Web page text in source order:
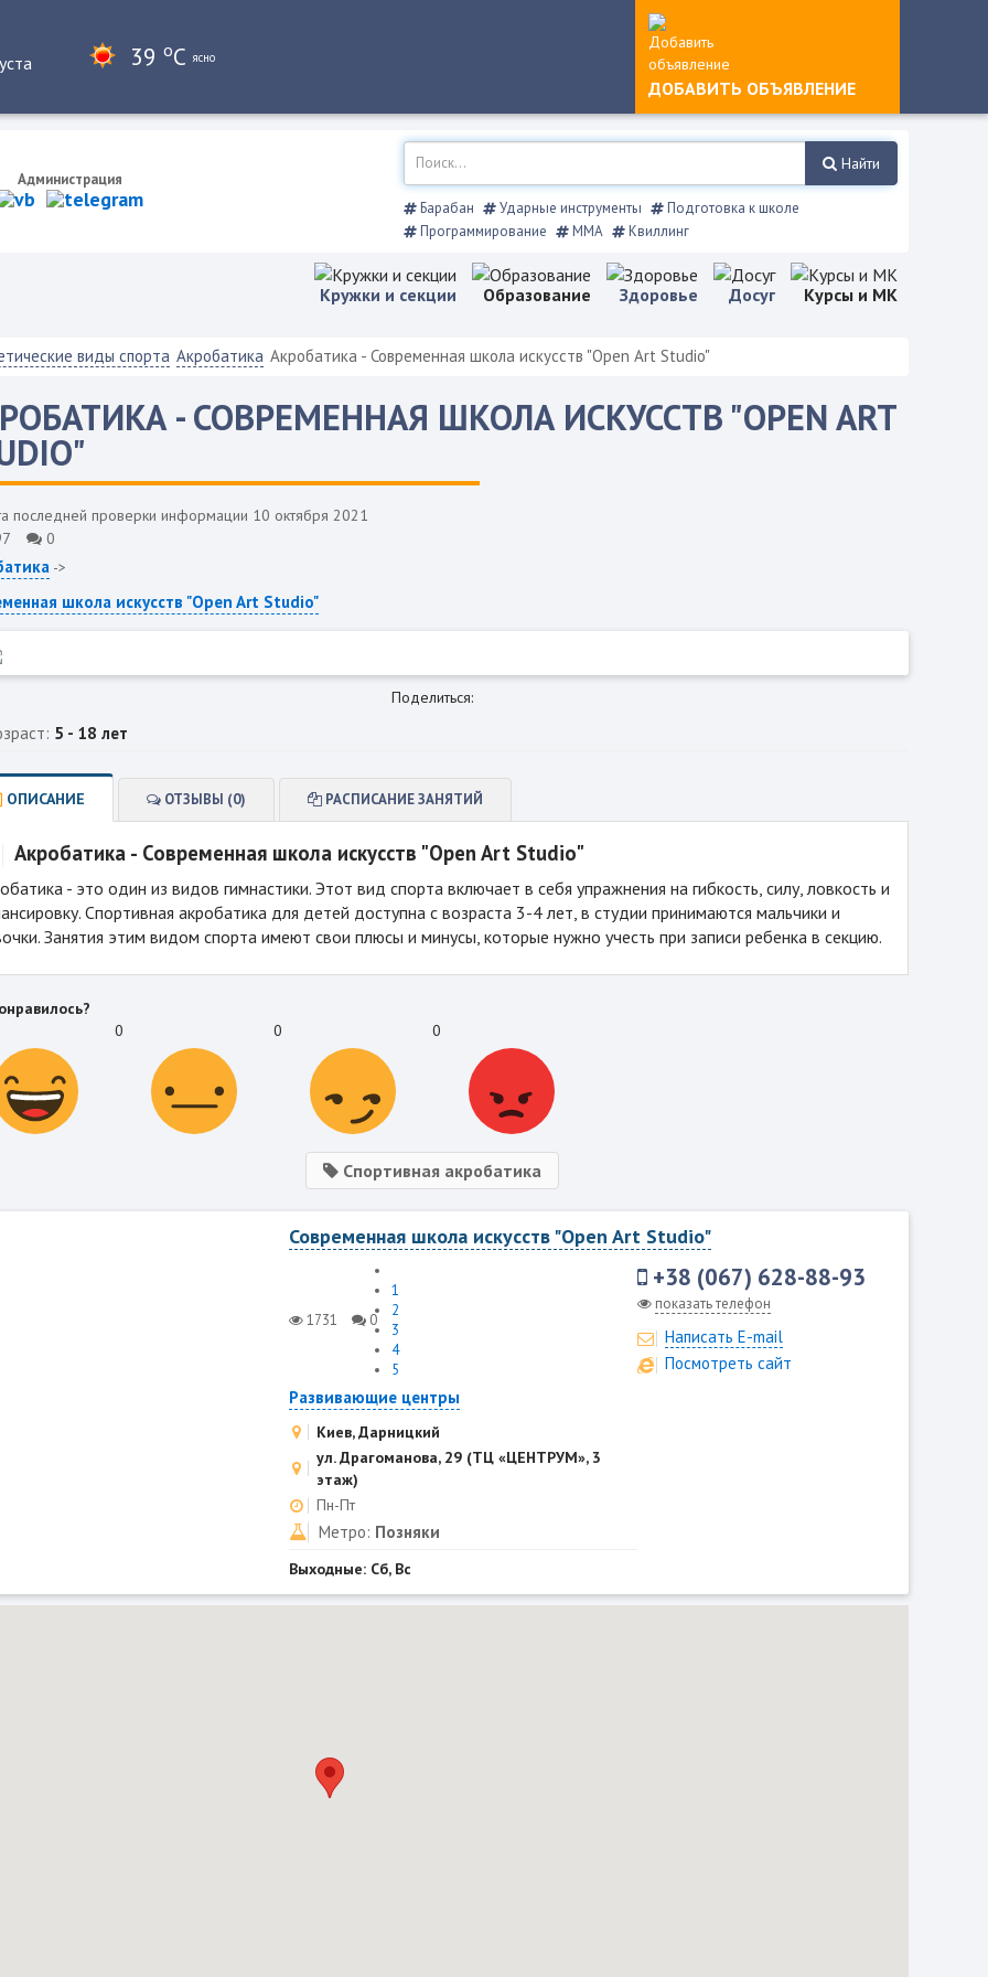
39 oC ясно
ДОБАВИТЬ ОБЪЯВЛЕНИЕ
Администрация
Найти
Барабан Ударные инструменты
Подготовка к школе
Программирование
ММА Квиллинг
Кружки и секции Образование Здоровье Досуг Курсы и МК
виды спорта Акробатика Акробатика - Современная школа искусств "Open Art Studio"
- СОВРЕМЕННАЯ ШКОЛА ИСКУССТВ "OPEN ART
последней проверки информации 10 октября 2021
0
->
школа искусств "Open Art Studio"
Поделиться:
5 - 18 лет
ОПИСАНИЕ ОТЗЫВЫ (0) РАСПИСАНИЕ ЗАНЯТИЙ
Акробатика - Современная школа искусств "Open Art Studio"
- это один из видов гимнастики. Этот вид спорта включает в себя упражнения на гибкость, силу, ловкость и
Спортивная акробатика для детей доступна с возраста 3-4 лет, в студии принимаются мальчики и
Занятия этим видом спорта имеют свои плюсы и минусы, которые нужно учесть при записи ребенка в секцию.
0 0 0
Спортивная акробатика
Современная школа искусств "Open Art Studio"
1731 0
1
2
3
4
5
Развивающие центры
Киев, Дарницкий
ул. Драгоманова, 29 (ТЦ «‎‎ЦЕНТРУМ»‎, 3
этаж)
Пн-Пт
Метро: Позняки
Выходные: Сб, Вс
+38 (067) 628-88-93
показать телефон
Написать E-mail
Посмотреть сайт